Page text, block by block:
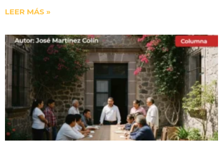
LEER MÁS »